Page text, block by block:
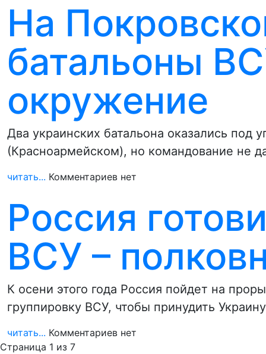
На
батальоны
окружение
Два украинских батальона оказались под
(Красноармейском), но командование не
читать... Комментариев нет
Россия
ВСУ –
К осени этого года Россия пойдет на
группировку ВСУ, чтобы принудить
читать... Комментариев нет
Страница 1 из 7